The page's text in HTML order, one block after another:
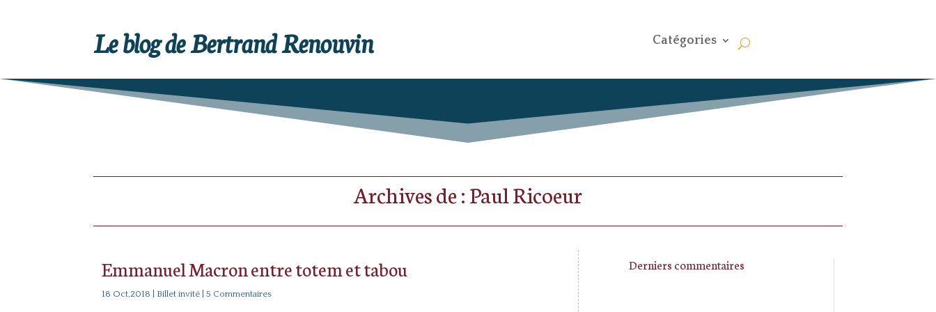
Le blog de Bertrand Renouvin Catégories
Archives de : Paul Ricoeur
Emmanuel Macron entre totem et tabou
18 Oct,2018 Billet invité | 5 Commentaires
Derniers commentaires